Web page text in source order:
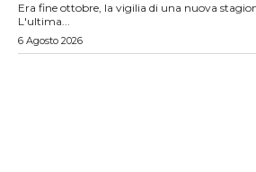
Era fine ottobre, la vigilia di una nuova
L'ultima...
6 Agosto 2026